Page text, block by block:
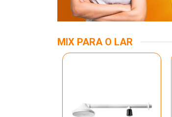
MIX PARA O LAR